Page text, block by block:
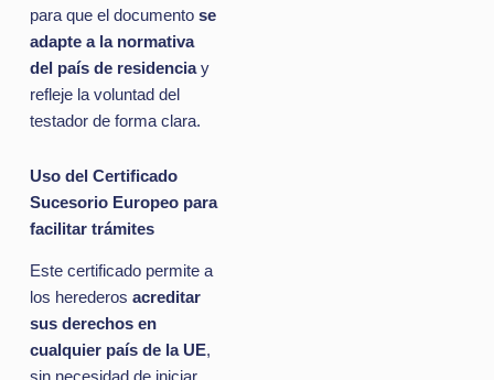
para que el documento se
adapte a la normativa
del país de residenciay
refleje la voluntad del
testador de forma clara.
Uso del Certificado
Sucesorio Europeo para
facilitar trámites
Este certificado permite a
los herederos acreditar
sus derechos en
cualquier país de la UE,